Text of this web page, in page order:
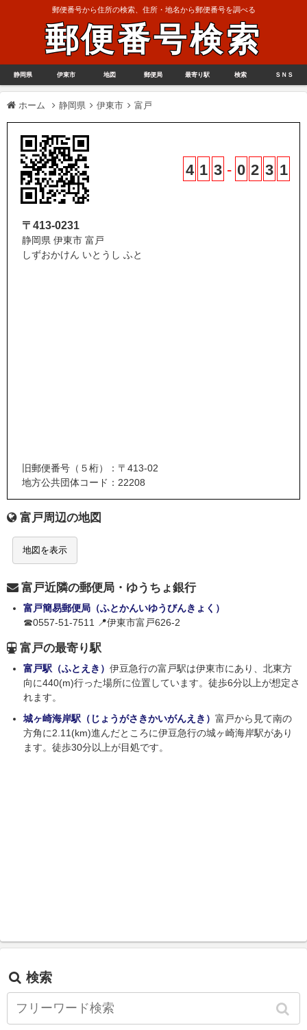
郵便番号から住所の検索、住所・地名から郵便番号を調べる
郵便番号検索
静岡県 伊東市 地図 郵便局 最寄り駅 検索 ＳＮＳ
ホーム 静岡県 伊東市 富戸
4 1 3 - 0 2 3 1
〒413-0231
静岡県 伊東市 富戸
しずおかけん いとうし ふと
旧郵便番号（５桁）：〒413-02
地方公共団体コード：22208
富戸周辺の地図
地図を表示
富戸近隣の郵便局・ゆうちょ銀行
富戸簡易郵便局（ふとかんいゆうびんきょく）
☎0557-51-7511 📍伊東市富戸626-2
富戸の最寄り駅
富戸駅（ふとえき） 伊豆急行の富戸駅は伊東市にあり、北東方
向に440(m)行った場所に位置しています。徒歩6分以上が想定さ
れます。
城ヶ崎海岸駅（じょうがさきかいがんえき） 富戸から見て南の
方角に2.11(km)進んだところに伊豆急行の城ヶ崎海岸駅があり
ます。徒歩30分以上が目処です。
検索